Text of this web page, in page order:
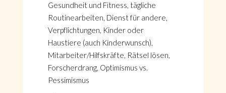
Gesundheit und Fitness, tägliche
Routinearbeiten, Dienst für andere,
Verpflichtungen, Kinder oder
Haustiere (auch Kinderwunsch),
Mitarbeiter/Hilfskräfte, Rätsel lösen,
Forscherdrang, Optimismus vs.
Pessimismus